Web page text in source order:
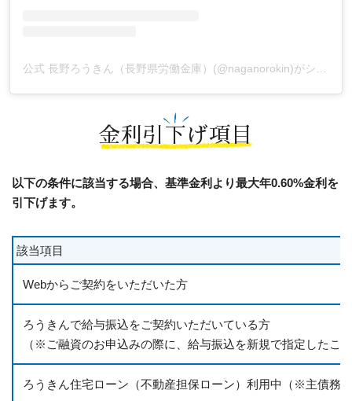
公式 長野ろうきん（長野県労働金庫）(@naganorokin)がシェアした投稿
金利引下げ項目
以下の条件に該当する場合、基準金利より最大年0.60%金利を
引下げます。
該当項目
Webからご契約をいただいた方
ろうきんで給与振込をご契約いただいている方
（※ご融資のお申込みの際に、給与振込を新規で指定したこ
ろうきん住宅ローン（不動産担保ローン）利用中 （※主債務